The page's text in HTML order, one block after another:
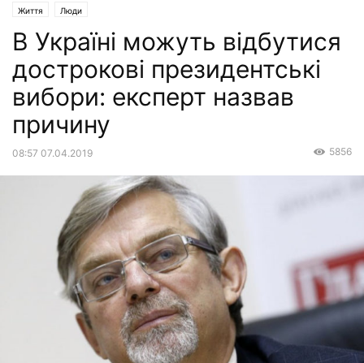
Життя Люди
В Україні можуть відбутися
дострокові президентські
вибори: експерт назвав
причину
08:57 07.04.2019 5856